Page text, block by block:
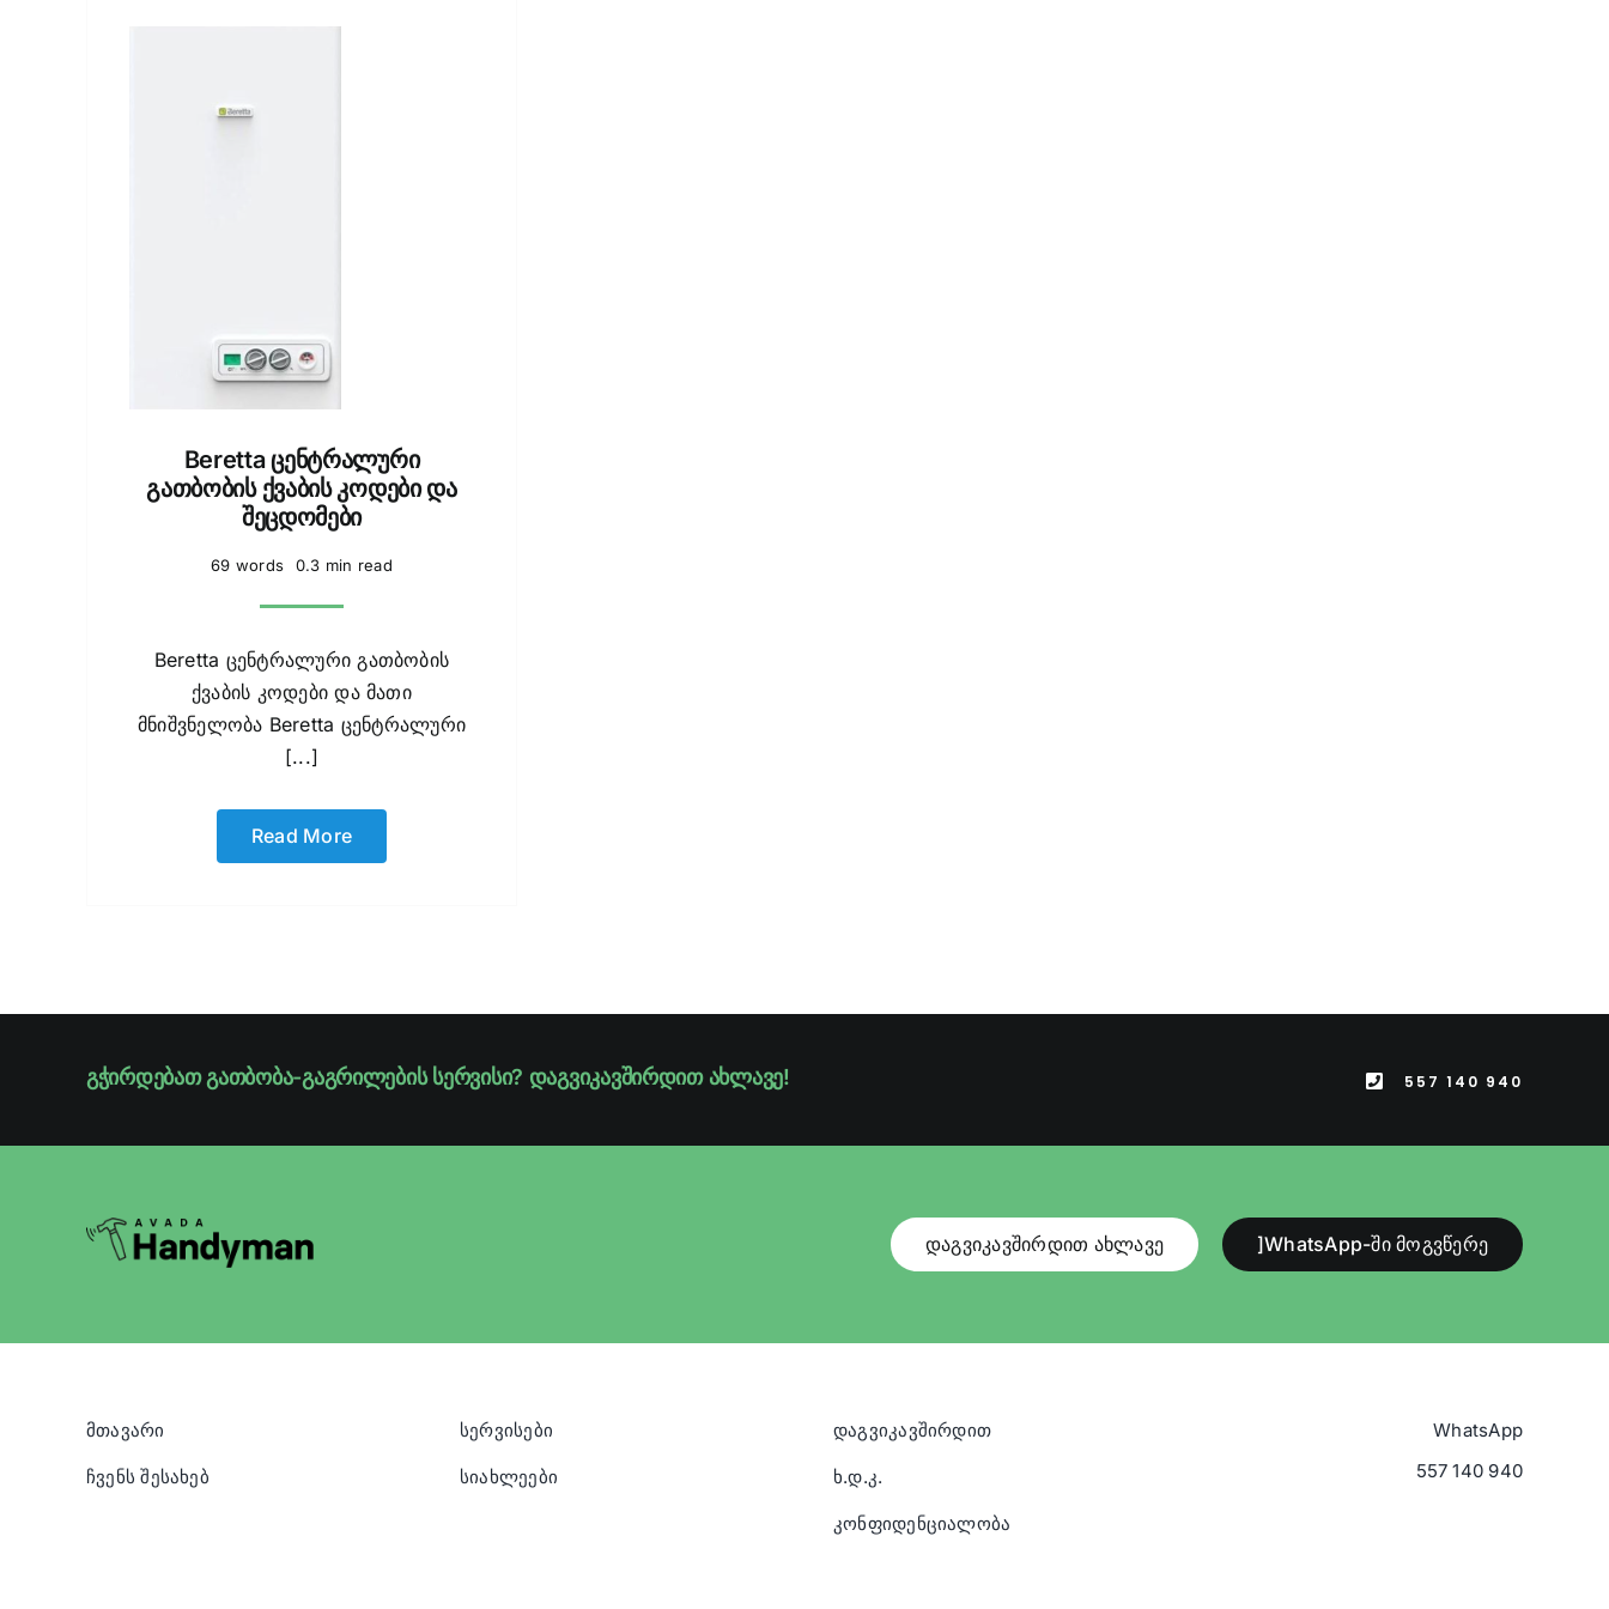
Beretta ცენტრალური
გათბობის ქვაბის კოდები და
შეცდომები
69 words 0.3 min read
Beretta ცენტრალური გათბობის
ქვაბის კოდები და მათი
მნიშვნელობა Beretta ცენტრალური
[...]
Read More
გჭირდებათ გათბობა-გაგრილების სერვისი? დაგვიკავშირდით ახლავე! 557 140 940
დაგვიკავშირდით ახლავე ]WhatsApp-ში მოგვწერე
მთავარი
ჩვენს შესახებ
სერვისები
სიახლეები
დაგვიკავშირდით
ხ.დ.კ.
კონფიდენციალობა
WhatsApp
557 140 940